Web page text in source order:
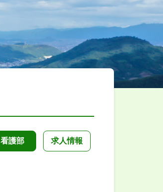
看護部 求人情報